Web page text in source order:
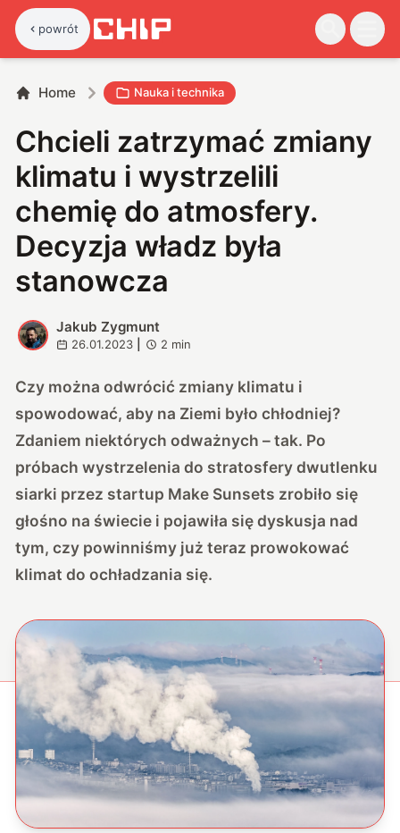
powrót
Home Nauka i technika
Chcieli zatrzymać zmiany
klimatu i wystrzelili
chemię do atmosfery.
Decyzja władz była
stanowcza
J
Jakub Zygmunt
26.01.2023 2 min
Czy można odwrócić zmiany klimatu i
spowodować, aby na Ziemi było chłodniej?
Zdaniem niektórych odważnych – tak. Po
próbach wystrzelenia do stratosfery dwutlenku
siarki przez startup Make Sunsets zrobiło się
głośno na świecie i pojawiła się dyskusja nad
tym, czy powinniśmy już teraz prowokować
klimat do ochładzania się.